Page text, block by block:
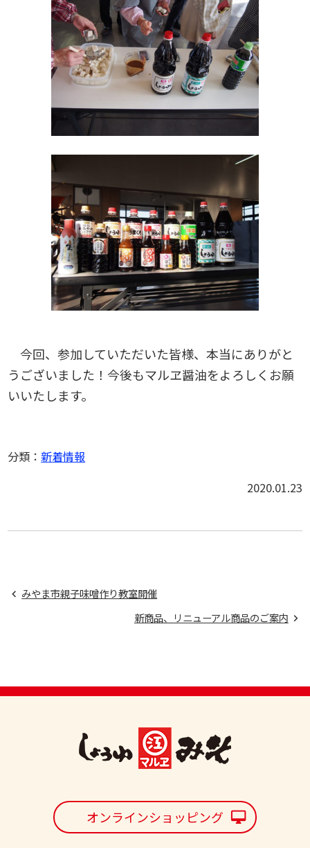
今回、参加していただいた皆様、本当にありがと
うございました！今後もマルヱ醤油をよろしくお願
いいたします。
分類：新着情報
2020.01.23
みやま市親子味噌作り教室開催
新商品、リニューアル商品のご案内
オンラインショッピング